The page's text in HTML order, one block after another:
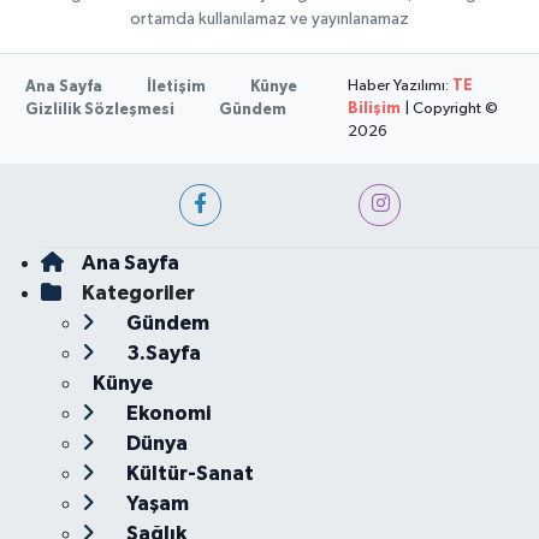
ortamda kullanılamaz ve yayınlanamaz
Ana Sayfa İletişim
Künye
Gizlilik Sözleşmesi
Gündem
Haber Yazılımı: TE
Bilişim | Copyright ©
2026
Ana Sayfa
Kategoriler
Gündem
3.Sayfa
Künye
Ekonomi
Dünya
Kültür-Sanat
Yaşam
Sağlık